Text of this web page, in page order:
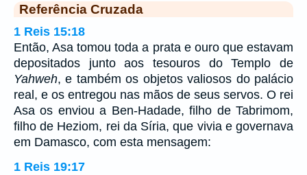
Referência Cruzada
1 Reis 15:18
Então, Asa tomou toda a prata e ouro que estavam
depositados junto aos tesouros do Templo de
Yahweh, e também os objetos valiosos do palácio
real, e os entregou nas mãos de seus servos. O rei
Asa os enviou a Ben-Hadade, filho de Tabrimom,
filho de Heziom, rei da Síria, que vivia e governava
em Damasco, com esta mensagem:
1 Reis 19:17